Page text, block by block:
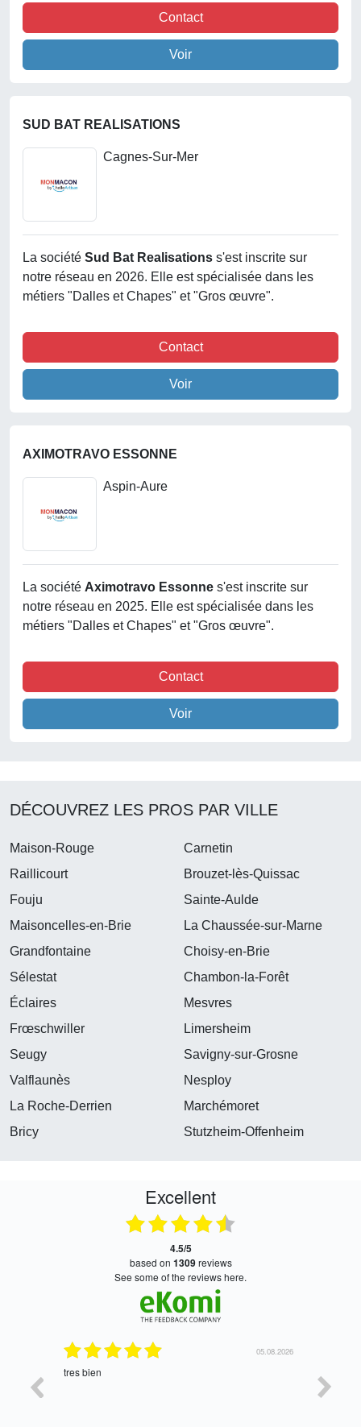
Contact
Voir
SUD BAT REALISATIONS
Cagnes-Sur-Mer
La société Sud Bat Realisations s'est inscrite sur
notre réseau en 2026. Elle est spécialisée dans les
métiers "Dalles et Chapes" et "Gros œuvre".
Contact
Voir
AXIMOTRAVO ESSONNE
Aspin-Aure
La société Aximotravo Essonne s'est inscrite sur
notre réseau en 2025. Elle est spécialisée dans les
métiers "Dalles et Chapes" et "Gros œuvre".
Contact
Voir
DÉCOUVREZ LES PROS PAR VILLE
Maison-Rouge
Carnetin
Raillicourt
Brouzet-lès-Quissac
Fouju
Sainte-Aulde
Maisoncelles-en-Brie
La Chaussée-sur-Marne
Grandfontaine
Choisy-en-Brie
Sélestat
Chambon-la-Forêt
Éclaires
Mesvres
Frœschwiller
Limersheim
Seugy
Savigny-sur-Grosne
Valflaunès
Nesploy
La Roche-Derrien
Marchémoret
Bricy
Stutzheim-Offenheim
Excellent
4.5/5
based on 1309reviews
see some of the reviews here.
05.08.2026
tres bien